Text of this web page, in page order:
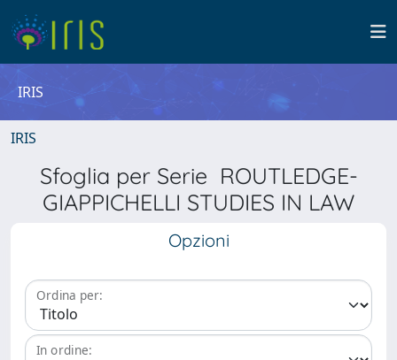
IRIS
IRIS
Sfoglia per Serie ROUTLEDGE-
GIAPPICHELLI STUDIES IN LAW
Opzioni
Ordina per:
In ordine: